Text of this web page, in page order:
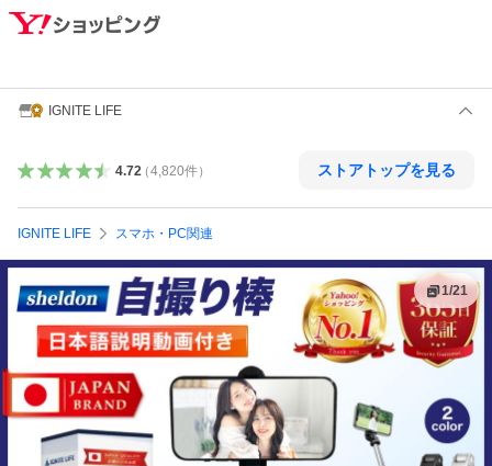
IGNITE LIFE
4.72（4,820件） ストアトップを見る
IGNITE LIFE スマホ・PC関連
1/21